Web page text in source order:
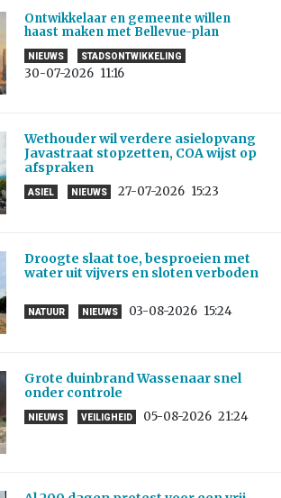
Ontwikkelaar en gemeente willen
haast maken met Bellevue-plan
NIEUWS STADSONTWIKKELING
30-07-2026 11:16
Wethouder wil verdere asielopvang
Javastraat stopzetten, COA wijst op
afspraken
ASIEL NIEUWS 27-07-2026 15:23
Droogte slaat toe, besproeien met
water uit vijvers en sloten verboden
NATUUR NIEUWS 03-08-2026 15:24
Grote duinbrand Wassenaar snel
onder controle
NIEUWS VEILIGHEID 05-08-2026 21:24